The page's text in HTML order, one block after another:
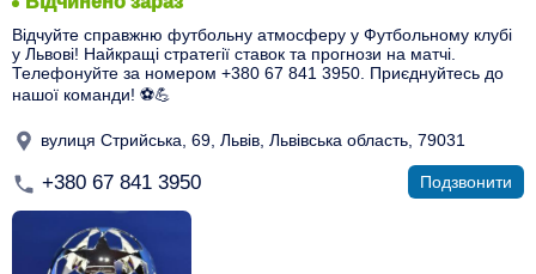
Відчуйте справжню футбольну атмосферу у Футбольному клубі
у Львові! Найкращі стратегії ставок та прогнози на матчі.
Телефонуйте за номером +380 67 841 3950. Приєднуйтесь до
нашої команди! ⚽️💪
вулиця Стрийська, 69, Львів, Львівська область, 79031
+380 67 841 3950 Подзвонити